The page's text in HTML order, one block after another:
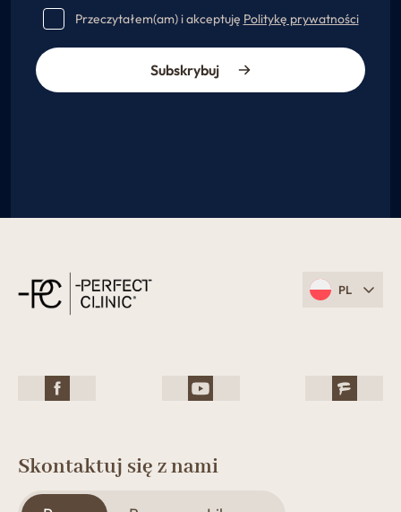
Przeczytałem(am) i akceptuję Politykę prywatności
Subskrybuj
PL
Skontaktuj się z nami